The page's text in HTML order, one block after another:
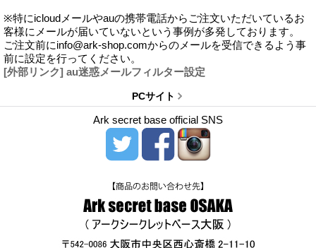
※特にicloudメールやauの携帯電話からご注文いただいているお
客様にメールが届いていないという事例が多発しております。
ご注文前にinfo@ark-shop.comからのメールを受信できるよう事
前に設定を行ってください。
[外部リンク] au迷惑メールフィルター設定
PCサイト
Ark secret base official SNS